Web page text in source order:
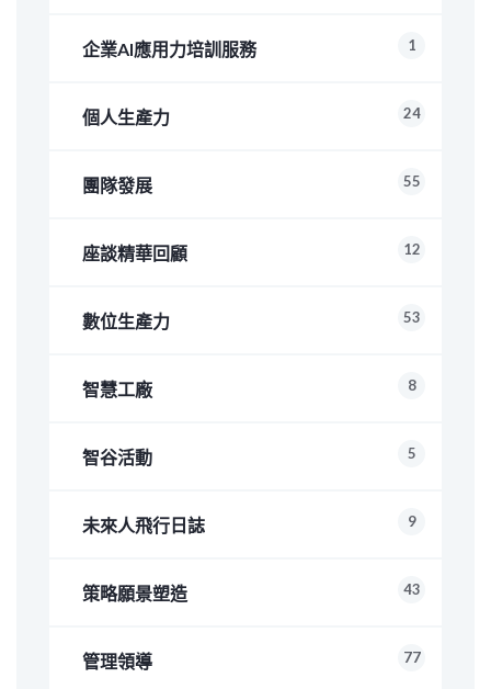
企業AI應用力培訓服務 1
個人生產力 24
團隊發展 55
座談精華回顧 12
數位生產力 53
智慧工廠 8
智谷活動 5
未來人飛行日誌 9
策略願景塑造 43
管理領導 77